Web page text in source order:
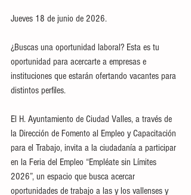
Jueves 18 de junio de 2026.
¿Buscas una oportunidad laboral? Esta es tu
oportunidad para acercarte a empresas e
instituciones que estarán ofertando vacantes para
distintos perfiles.
El H. Ayuntamiento de Ciudad Valles, a través de
la Dirección de Fomento al Empleo y Capacitación
para el Trabajo, invita a la ciudadanía a participar
en la Feria del Empleo “Empléate sin Límites
2026”, un espacio que busca acercar
oportunidades de trabajo a las y los vallenses y